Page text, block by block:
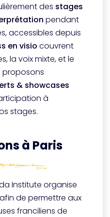
des stages
pendant
accessibles depuis
en visio couvrent
la voix mixte, et le
proposons
& showcases
à
stages.
à Paris
Institute organise
de permettre aux
franciliens de